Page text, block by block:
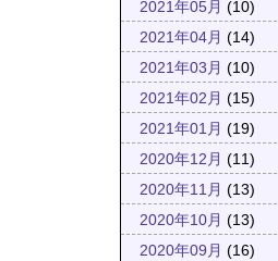
2021年05月 (10)
2021年04月 (14)
2021年03月 (10)
2021年02月 (15)
2021年01月 (19)
2020年12月 (11)
2020年11月 (13)
2020年10月 (13)
2020年09月 (16)